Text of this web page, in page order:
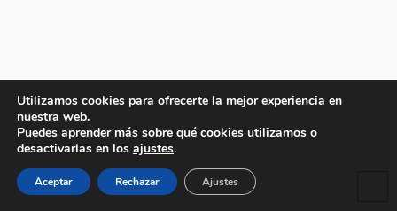
Utilizamos cookies para ofrecerte la mejor experiencia en
nuestra web.
Puedes aprender más sobre qué cookies utilizamos o
desactivarlas en los ajustes.
Aceptar Rechazar Ajustes